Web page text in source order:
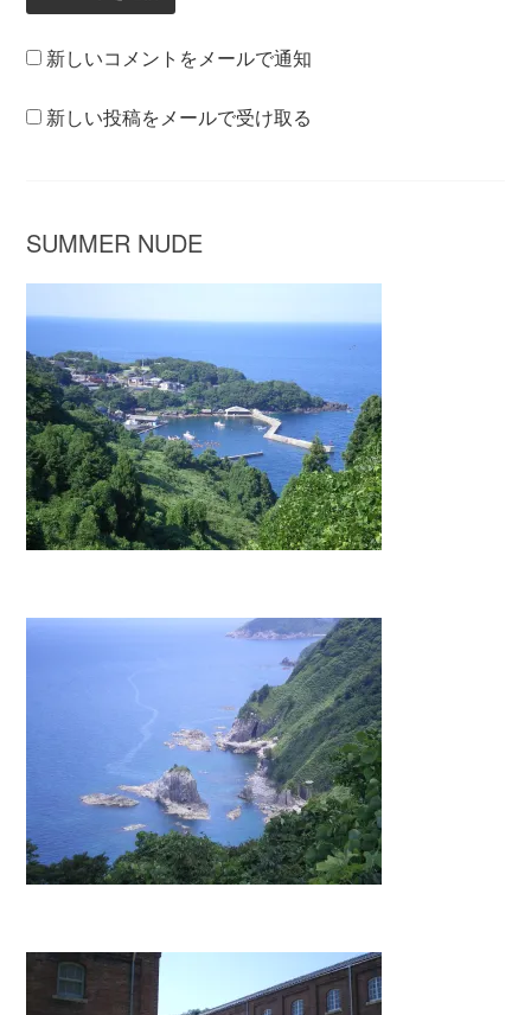
新しいコメントをメールで通知
新しい投稿をメールで受け取る
SUMMER NUDE